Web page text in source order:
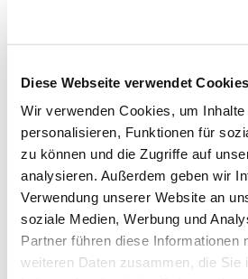
Diese Webseite verwendet Cookies
Wir verwenden Cookies, um
personalisieren, Funktionen für
zu können und die Zugriffe auf
analysieren. Außerdem geben wir
Verwendung unserer Website an
soziale Medien, Werbung und
Partner führen diese Informationen
weiteren Daten zusammen, die Sie